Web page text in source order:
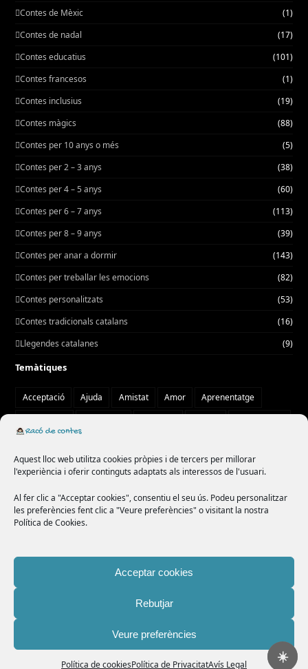
☀️
Aquest lloc web utilitza cookies pròpies i de tercers per millorar
l'experiència i oferir continguts adaptats als interessos de l'usuari.
Al fer clic a "Acceptar cookies", consentiu el seu ús. Podeu personalitzar
les preferències fent clic a "Veure preferències" o visitant la nostra
Política de Cookies.
Acceptar cookies
Rebutjar
Veure preferències
Política de cookiesPolítica de PrivacitatAvís Legal
Contes de Mèxic
(1)
Contes de nadal
(17)
Contes educatius
(101)
Contes francesos
(1)
Contes inclusius
(19)
Contes màgics
(88)
Contes per 10 anys o més
(5)
Contes per 2 – 3 anys
(38)
Contes per 4 – 5 anys
(60)
Contes per 6 – 7 anys
(113)
Contes per 8 – 9 anys
(39)
Contes per anar a dormir
(143)
Contes per treballar les emocions
(82)
Contes personalitzats
(53)
Contes tradicionals catalans
(16)
Llegendes catalanes
(9)
Temàtiques
Acceptació Ajuda Amistat Amor
Aprenentatge
curiositat
diversitat drac emocions
empatia
generositat
humilitat imaginació lleó llop
misteri
respecte
responsabilitat solidaritat superació
tradició
CopyrightRacó de contes2026 - Tots els drets reservats -Política de
privacitat-Avís legal-Política de cookies